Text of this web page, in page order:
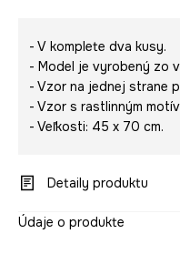
- V komplete dva kusy.
- Model je vyrobený zo
- Vzor na jednej strane
- Vzor s rastlinným
- Veľkosti: 45 x 70 cm.
Detaily produktu
Údaje o produkte